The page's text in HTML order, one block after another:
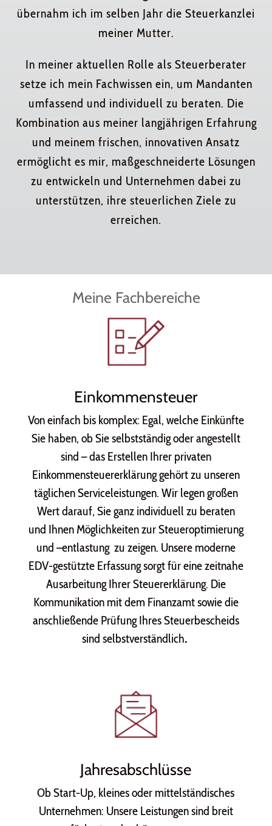
übernahm ich im selben Jahr die Steuerkanzlei
meiner Mutter.
In meiner aktuellen Rolle als Steuerberater
setze ich mein Fachwissen ein, um Mandanten
umfassend und individuell zu beraten. Die
Kombination aus meiner langjährigen Erfahrung
und meinem frischen, innovativen Ansatz
ermöglicht es mir, maßgeschneiderte Lösungen
zu entwickeln und Unternehmen dabei zu
unterstützen, ihre steuerlichen Ziele zu
erreichen.
Meine Fachbereiche
Einkommensteuer
Von einfach bis komplex: Egal, welche Einkünfte
Sie haben, ob Sie selbstständig oder angestellt
sind – das Erstellen Ihrer privaten
Einkommensteuererklärung gehört zu unseren
täglichen Serviceleistungen. Wir legen großen
Wert darauf, Sie ganz individuell zu beraten
und Ihnen Möglichkeiten zur Steueroptimierung
und –entlastung zu zeigen. Unsere moderne
EDV-gestützte Erfassung sorgt für eine zeitnahe
Ausarbeitung Ihrer Steuererklärung. Die
Kommunikation mit dem Finanzamt sowie die
anschließende Prüfung Ihres Steuerbescheids
sind selbstverständlich.
Jahresabschlüsse
Ob Start-Up, kleines oder mittelständisches
Unternehmen: Unsere Leistungen sind breit